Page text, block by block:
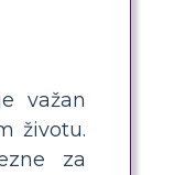
važan
životu.
za